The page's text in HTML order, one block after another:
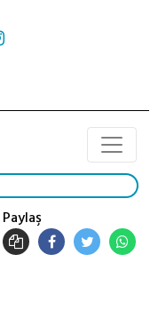
Paylaş